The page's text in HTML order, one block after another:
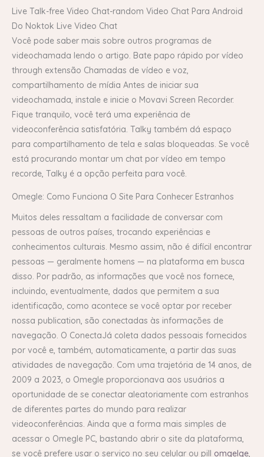
Live Talk-free Video Chat-random Video Chat Para Android
Do Noktok Live Video Chat
Você pode saber mais sobre outros programas de
videochamada lendo o artigo. Bate papo rápido por vídeo
through extensão Chamadas de vídeo e voz,
compartilhamento de mídia Antes de iniciar sua
videochamada, instale e inicie o Movavi Screen Recorder.
Fique tranquilo, você terá uma experiência de
videoconferência satisfatória. Talky também dá espaço
para compartilhamento de tela e salas bloqueadas. Se você
está procurando montar um chat por vídeo em tempo
recorde, Talky é a opção perfeita para você.
Omegle: Como Funciona O Site Para Conhecer Estranhos
Muitos deles ressaltam a facilidade de conversar com
pessoas de outros países, trocando experiências e
conhecimentos culturais. Mesmo assim, não é difícil encontrar
pessoas — geralmente homens — na plataforma em busca
disso. Por padrão, as informações que você nos fornece,
incluindo, eventualmente, dados que permitem a sua
identificação, como acontece se você optar por receber
nossa publication, são conectadas às informações de
navegação. O ConectaJá coleta dados pessoais fornecidos
por você e, também, automaticamente, a partir das suas
atividades de navegação. Com uma trajetória de 14 anos, de
2009 a 2023, o Omegle proporcionava aos usuários a
oportunidade de se conectar aleatoriamente com estranhos
de diferentes partes do mundo para realizar
videoconferências. Ainda que a forma mais simples de
acessar o Omegle PC, bastando abrir o site da plataforma,
se você prefere usar o serviço no seu celular ou pill omgelge,